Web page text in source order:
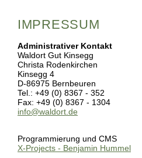
IMPRESSUM
Administrativer Kontakt
Waldort Gut Kinsegg
Christa Rodenkirchen
Kinsegg 4
D-86975 Bernbeuren
Tel.: +49 (0) 8367 - 352
Fax: +49 (0) 8367 - 1304
info@waldort.de
Programmierung und CMS
X-Projects - Benjamin Hummel